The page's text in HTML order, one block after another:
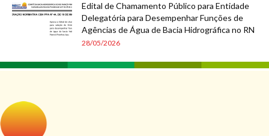
Edital de Chamamento Público para Entidade
Delegatória para Desempenhar Funções de
Agências de Água de Bacia Hidrográfica no RN
28/05/2026